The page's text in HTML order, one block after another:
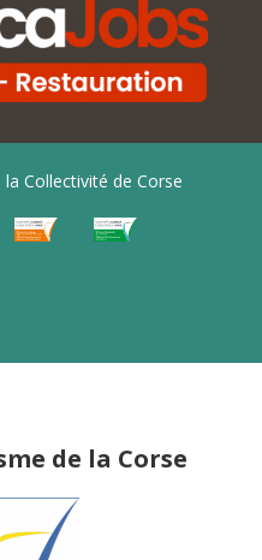
Collectivité de Corse
de la Corse